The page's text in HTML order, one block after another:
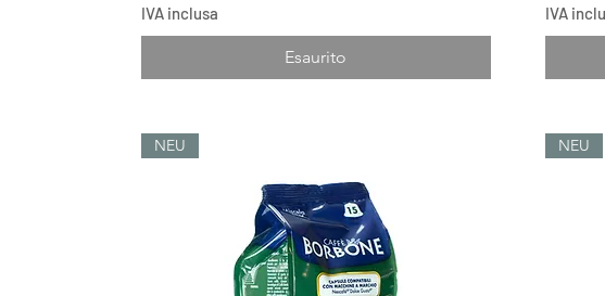
IVA inclusa
Esaurito
IVA
NEU NEU